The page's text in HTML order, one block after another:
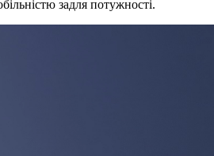
задля потужності.